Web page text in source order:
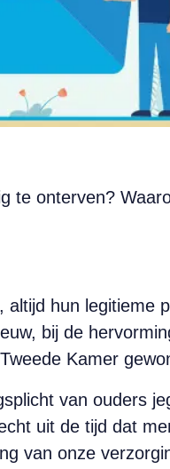
te onterven?
hun legitieme
bij de
Kamer
van ouders
uit de tijd dat
van onze